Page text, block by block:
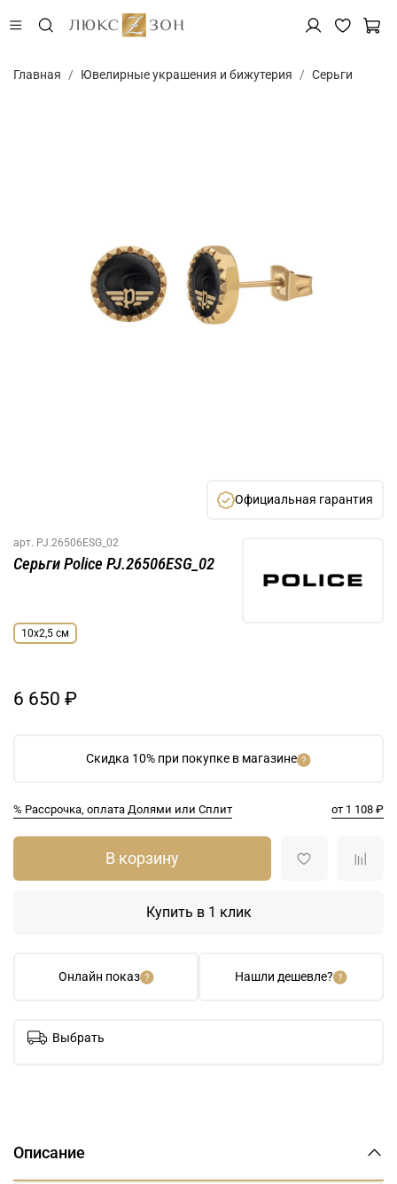
Главная Ювелирные украшения и бижутерия Серьги
Официальная гарантия
арт. PJ.26506ESG_02
Скидка 10% при покупке в магазине
% Рассрочка, оплата Долями или Сплит от 1 108 ₽
Серьги Police PJ.26506ESG_02
10х2,5 см
6 650 ₽
Онлайн показ Нашли дешевле?
В корзину
Купить в 1 клик
Выбрать
Описание